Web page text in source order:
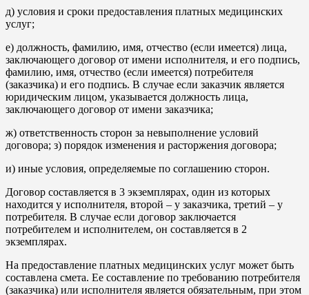
д) условия и сроки предоставления платных медицинских
услуг;
е) должность, фамилию, имя, отчество (если имеется) лица,
заключающего договор от имени исполнителя, и его подпись,
фамилию, имя, отчество (если имеется) потребителя
(заказчика) и его подпись. В случае если заказчик является
юридическим лицом, указывается должность лица,
заключающего договор от имени заказчика;
ж) ответственность сторон за невыполнение условий
договора; з) порядок изменения и расторжения договора;
и) иные условия, определяемые по соглашению сторон.
Договор составляется в 3 экземплярах, один из которых
находится у исполнителя, второй – у заказчика, третий – у
потребителя. В случае если договор заключается
потребителем и исполнителем, он составляется в 2
экземплярах.
На предоставление платных медицинских услуг может быть
составлена смета. Ее составление по требованию потребителя
(заказчика) или исполнителя является обязательным, при этом